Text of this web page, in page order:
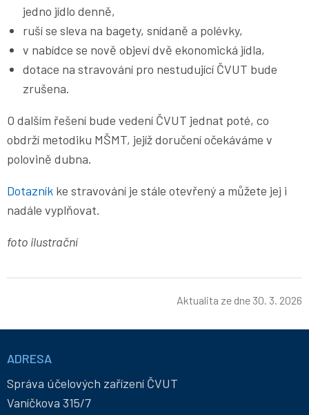
jedno jídlo denně,
ruší se sleva na bagety, snídaně a polévky,
v nabídce se nově objeví dvě ekonomická jídla,
dotace na stravování pro nestudující ČVUT bude
zrušena.
O dalším řešení bude vedení ČVUT jednat poté, co
obdrží metodiku MŠMT, jejíž doručení očekáváme v
polovině dubna.
Dotazník ke stravování je stále otevřený a můžete jej i
nadále vyplňovat.
foto ilustrační
Aktualita ze dne30. 3. 2026
a
kontakty
ADRESA
Správa účelových zařízení ČVUT
Vaníčkova 315/7